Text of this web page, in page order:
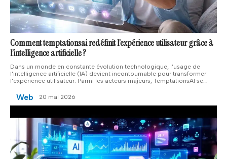
Comment temptationsai redéfinit l’expérience utilisateur grâce à
l’intelligence artificielle ?
Dans un monde en constante évolution technologique, l'usage de
l'intelligence artificielle (IA) devient incontournable pour transformer
l'expérience utilisateur. Parmi les acteurs majeurs, TemptationsAI se
Web 20 mai 2026